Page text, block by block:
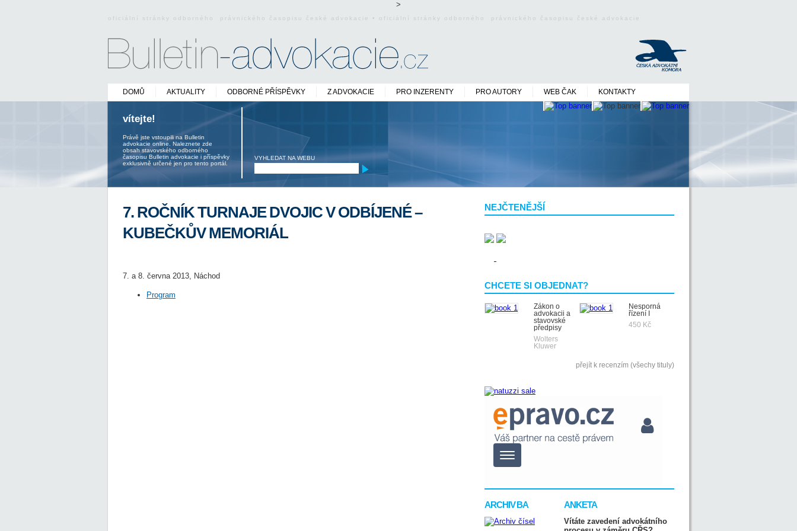
>
oficiální stránky odborného právnického časopisu české advokacie • oficiální stránky odborného právnického časopisu české advokacie
DOMŮ AKTUALITY ODBORNÉ PŘÍSPĚVKY Z ADVOKACIE PRO INZERENTY PRO AUTORY WEB ČAK KONTAKTY
vítejte!
Právě jste vstoupili na Bulletin
advokacie online. Naleznete zde
obsah stavovského odborného
časopisu Bulletin advokacie i příspěvky
exklusivně určené jen pro tento portál.
VYHLEDAT NA WEBU
NEJČTENĚJŠÍ
CHCETE SI OBJEDNAT?
Zákon o
advokacii a
stavovské
předpisy
Wolters
Kluwer
Nesporná
řízení I
450 Kč
přejít k recenzím (všechy tituly)
ARCHIV BA ANKETA
Vítáte zavedení advokátního
7. ROČNÍK TURNAJE DVOJIC V ODBÍJENÉ –
KUBEČKŮV MEMORIÁL
7. a 8. června 2013, Náchod
Program